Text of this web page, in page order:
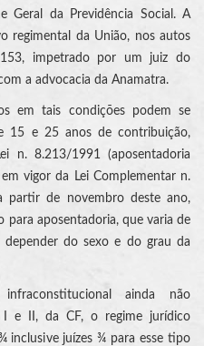
Geral da Previdência Social. A
regimental da União, nos autos
impetrado por um juiz do
a advocacia da Anamatra.
em tais condições podem se
15 e 25 anos de contribuição,
n. 8.213/1991 (aposentadoria
vigor da Lei Complementar n.
de novembro deste ano,
para aposentadoria, que varia de
do sexo e do grau da
ainda não
I e II, da CF, o regime jurídico
inclusive juízes ¾ para esse tipo